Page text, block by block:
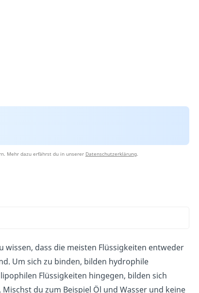
Mehr dazu erfährst du in unserer Datenschutzerklärung.
wissen, dass die meisten Flüssigkeiten entweder
Um sich zu binden, bilden hydrophile
Flüssigkeiten hingegen, bilden sich
Mischst du zum Beispiel Öl und Wasser und keine